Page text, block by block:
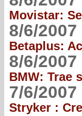
Movistar:
8/6/2007
Betaplus:
8/6/2007
BMW: Trae
7/6/2007
Stryker :